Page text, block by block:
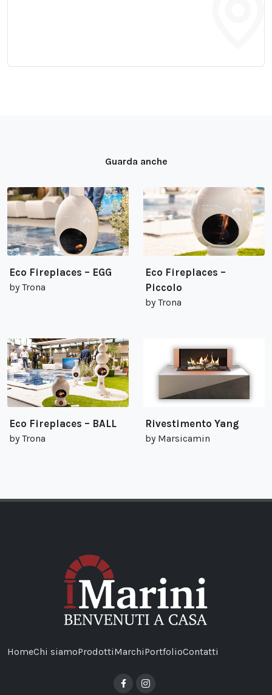
Guarda anche
Eco Fireplaces – EGG
by Trona
Eco Fireplaces –
Piccolo
by Trona
Eco Fireplaces – BALL
by Trona
Rivestimento Yang
by Marsicamin
HomeChi siamoProdottiMarchiPortfolioContatti